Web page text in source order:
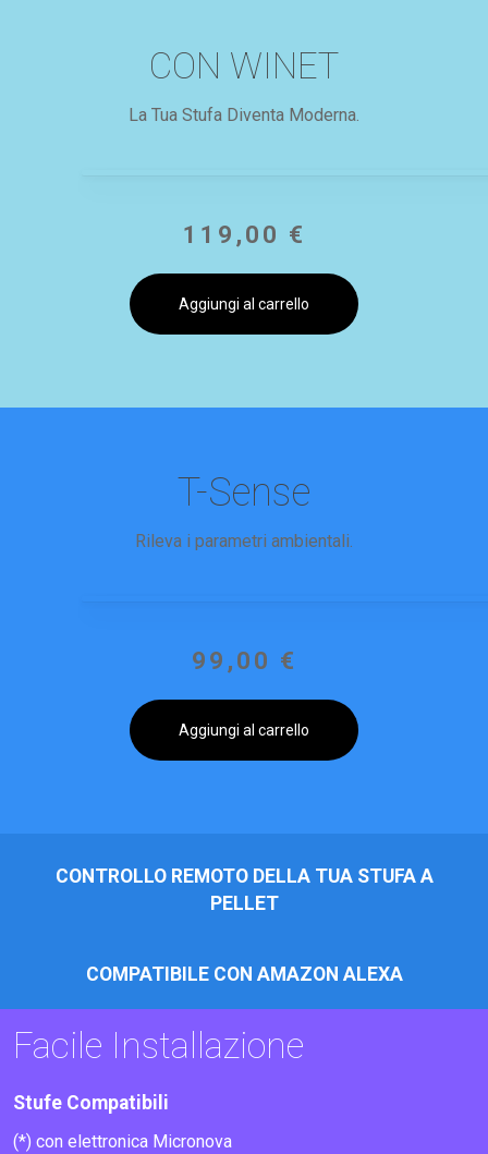
CON WINET
La Tua Stufa Diventa Moderna.
119,00 €
Aggiungi al carrello
T-Sense
Rileva i parametri ambientali.
99,00 €
Aggiungi al carrello
CONTROLLO REMOTO DELLA TUA STUFA A
PELLET
COMPATIBILE CON AMAZON ALEXA
Facile Installazione
Stufe Compatibili
(*) con elettronica Micronova